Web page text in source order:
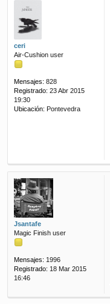
ceri
Air-Cushion user
Mensajes: 828
Registrado: 23 Abr 2015
19:30
Ubicación: Pontevedra
Jsantafe
Magic Finish user
Mensajes: 1996
Registrado: 18 Mar 2015
16:46